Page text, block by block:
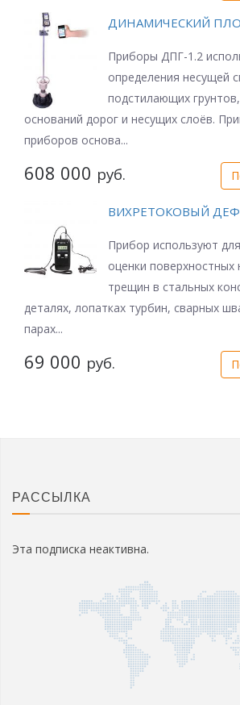
ДИНАМИЧЕСКИЙ
Приборы ДПГ-1.2
определения несущей
подстилающих
оснований дорог и несущих слоёв.
приборов основа...
608 000 руб.
ВИХРЕТОКОВЫЙ
Прибор используют
оценки поверхностных
трещин в стальных
деталях, лопатках турбин, сварных
парах...
69 000 руб.
РАССЫЛКА
Эта подписка неактивна.